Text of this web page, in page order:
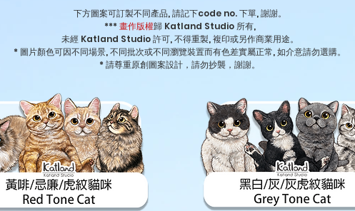
下方圖案可訂製不同產品, 請記下code no. 下單, 謝謝。
***畫作版權歸 Katland Studio 所有,
未經 Katland Studio 許可, 不得重製, 複印或另作商業用途。
* 圖片顏色可因不同場景, 不同批次或不同瀏覽裝置而有色差實屬正常, 如介意請勿選購。
* 請尊重原創圖案設計，請勿抄襲，謝謝。